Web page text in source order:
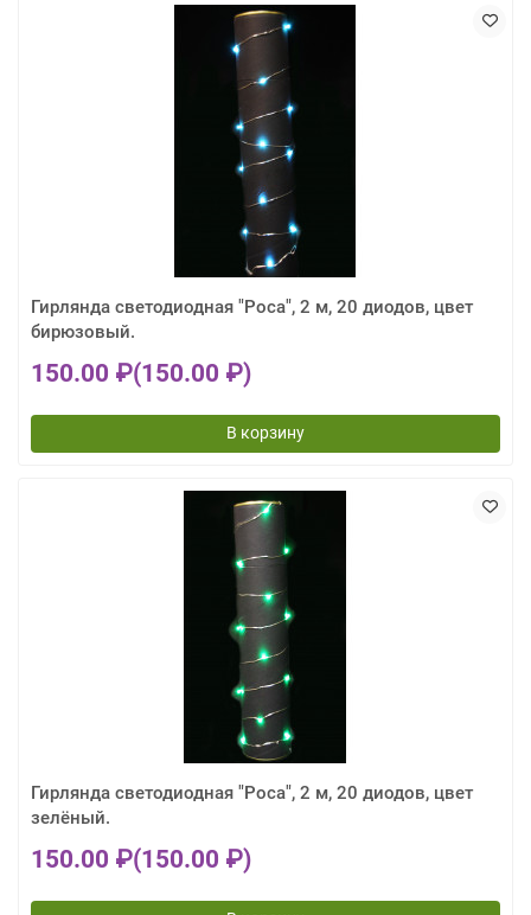
Гирлянда светодиодная "Роса", 2 м, 20 диодов, цвет
бирюзовый.
150.00 ₽(150.00 ₽)
В корзину
Гирлянда светодиодная "Роса", 2 м, 20 диодов, цвет
зелёный.
150.00 ₽(150.00 ₽)